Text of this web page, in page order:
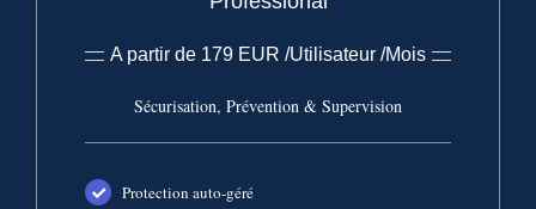
A partir de 179 EUR /Utilisateur /Mois
Sécurisation, Prévention & Supervision
Protection auto-géré